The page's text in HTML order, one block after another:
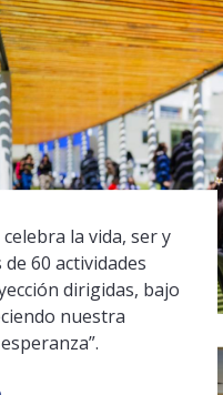
la vida, ser y
60 actividades
dirigidas, bajo
nuestra